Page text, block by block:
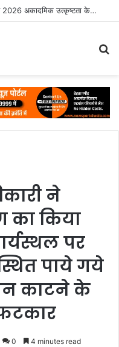
एवनली विश्वविद्यालय का भव्य दीक्षांत समारोह 2026 अकादमिक उत्कृष्टता के साथ संपन्न
ने
का किया
पर
पाये गये
काटने के
0 4 minutes read